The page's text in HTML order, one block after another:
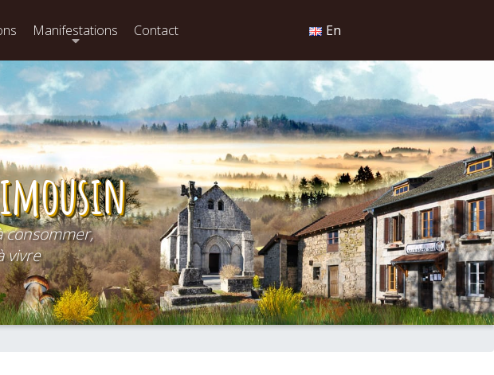
Manifestations Contact En
consommer,
vivre